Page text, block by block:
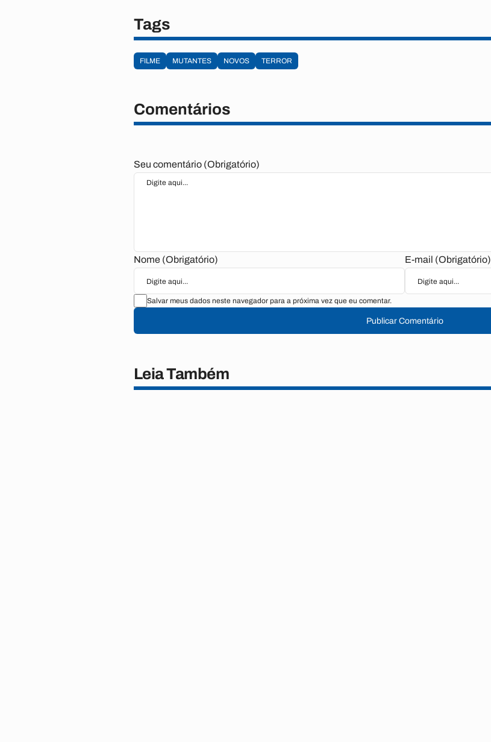
Tags
FILME MUTANTES NOVOS TERROR
Comentários
Seu comentário (Obrigatório)
Nome (Obrigatório) E-mail (Obrigatório)
Salvar meus dados neste navegador para a próxima vez que eu comentar.
Publicar Comentário
Leia Também